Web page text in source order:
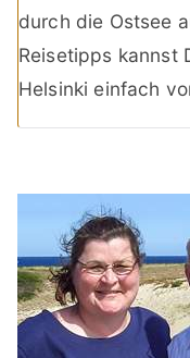
durch die Ostsee
Reisetipps kannst
Helsinki einfach